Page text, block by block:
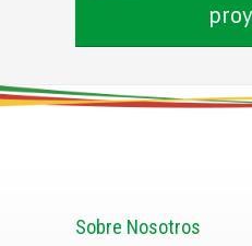
Sobre Nosotros